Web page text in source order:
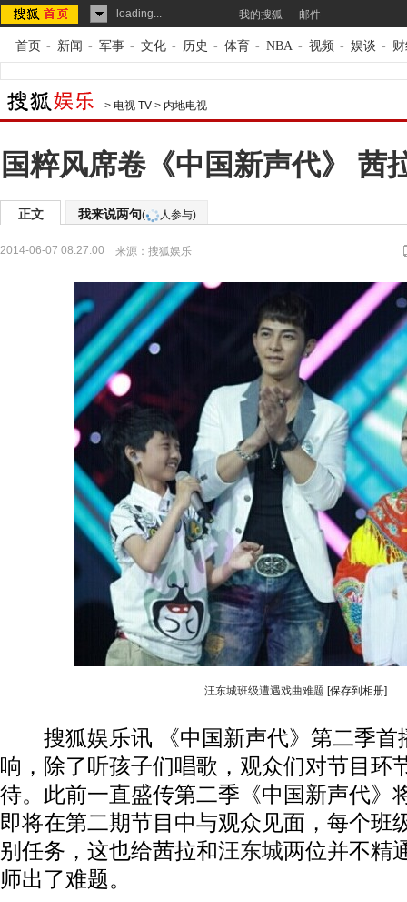
loading... 我的搜狐 邮件
首页 - 新闻 - 军事 - 文化 - 历史 - 体育 - NBA - 视频 - 娱谈 -
> 电视 TV > 内地电视
国粹风席卷《中国新声代》 茜
正文 我来说两句( 人参与)
2014-06-07 08:27:00 来源： 搜狐娱乐
汪东城班级遭遇戏曲难题 [保存到相册]
搜狐娱乐讯 《中国新声代》第二季首
响，除了听孩子们唱歌，观众们对节目环
待。此前一直盛传第二季《中国新声代》
即将在第二期节目中与观众见面，每个班
别任务，这也给茜拉和汪东城两位并不精
师出了难题。